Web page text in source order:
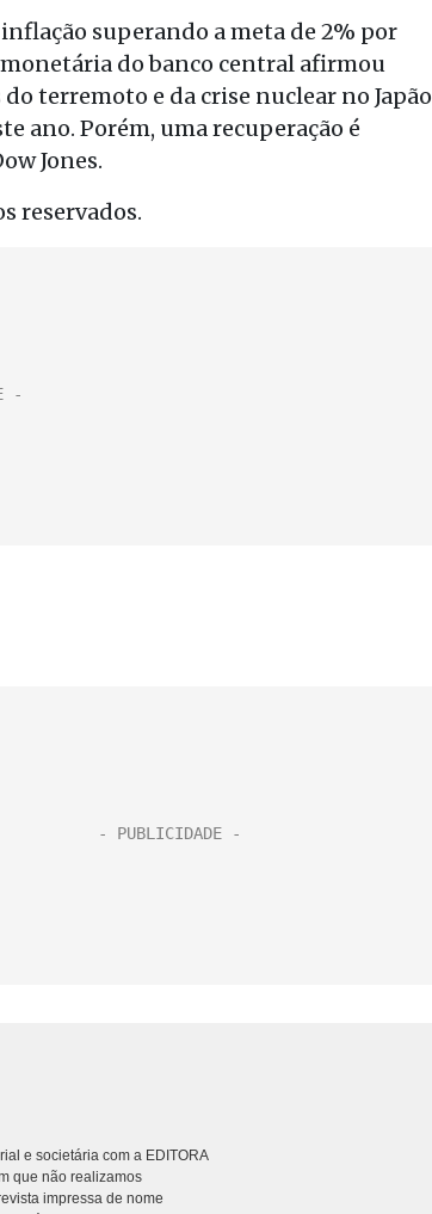
superando a meta de 2% por
do banco central afirmou
terremoto e da crise nuclear no Japão
ano. Porém, uma recuperação é
Jones.
reservados.
e societária com a EDITORA
que não realizamos
impressa de nome